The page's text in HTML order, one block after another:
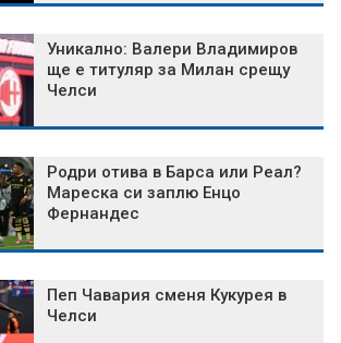
Уникално: Валери Владимиров
ще е титуляр за Милан срещу
Челси
Родри отива в Барса или Реал?
Мареска си заплю Енцо
Фернандес
Пеп Чавария сменя Кукурея в
Челси